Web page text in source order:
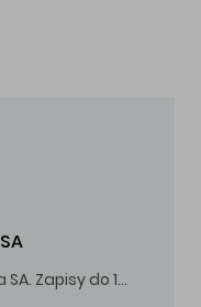
Trwa skup akcji spółki Wikana SA. Zapisy do 14.08.2026 r. do godz. 16.00.